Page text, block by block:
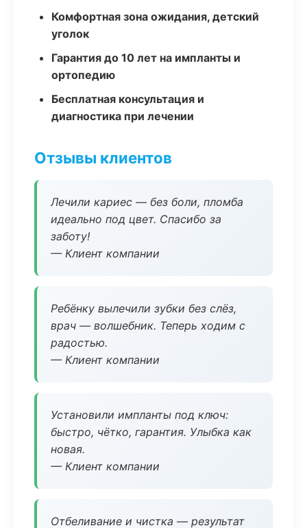
Комфортная зона ожидания, детский
уголок
Гарантия до 10 лет на импланты и
ортопедию
Бесплатная консультация и
диагностика при лечении
Отзывы клиентов
Лечили кариес — без боли, пломба
идеально под цвет. Спасибо за
заботу!
— Клиент компании
Ребёнку вылечили зубки без слёз,
врач — волшебник. Теперь ходим с
радостью.
— Клиент компании
Установили импланты под ключ:
быстро, чётко, гарантия. Улыбка как
новая.
— Клиент компании
Отбеливание и чистка — результат